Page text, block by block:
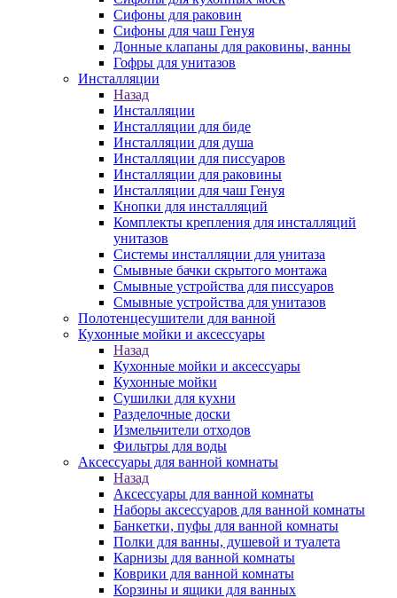
Сифоны для раковин
Сифоны для чаш Генуя
Донные клапаны для раковины, ванны
Гофры для унитазов
Инсталляции
Назад
Инсталляции
Инсталляции для биде
Инсталляции для душа
Инсталляции для писсуаров
Инсталляции для раковины
Инсталляции для чаш Генуя
Кнопки для инсталляций
Комплекты крепления для инсталляций
унитазов
Системы инсталляции для унитаза
Смывные бачки скрытого монтажа
Смывные устройства для писсуаров
Смывные устройства для унитазов
Полотенцесушители для ванной
Кухонные мойки и аксессуары
Назад
Кухонные мойки и аксессуары
Кухонные мойки
Сушилки для кухни
Разделочные доски
Измельчители отходов
Фильтры для воды
Аксессуары для ванной комнаты
Назад
Аксессуары для ванной комнаты
Наборы аксессуаров для ванной комнаты
Банкетки, пуфы для ванной комнаты
Полки для ванны, душевой и туалета
Карнизы для ванной комнаты
Коврики для ванной комнаты
Корзины и ящики для ванных